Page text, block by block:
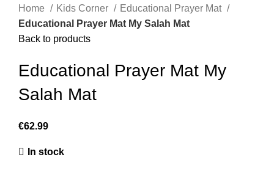
Home Kids Corner
Educational Prayer Mat
Educational Prayer Mat My Salah Mat
Back to products
Educational Prayer Mat My
Salah Mat
€
In stock